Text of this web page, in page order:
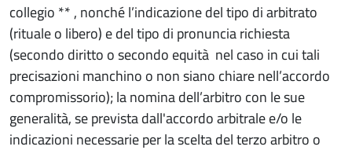
collegio ** , nonché l’indicazione del tipo di arbitrato
(rituale o libero) e del tipo di pronuncia richiesta
(secondo diritto o secondo equità nel caso in cui tali
precisazioni manchino o non siano chiare nell’accordo
compromissorio); la nomina dell’arbitro con le sue
generalità, se prevista dall'accordo arbitrale e/o le
indicazioni necessarie per la scelta del terzo arbitro o